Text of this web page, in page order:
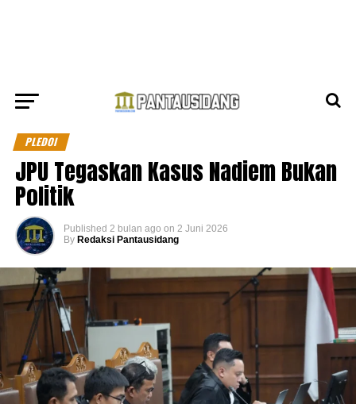
PLEDOI
JPU Tegaskan Kasus Nadiem Bukan
Politik
Published 2 bulan ago on 2 Juni 2026
By Redaksi Pantausidang